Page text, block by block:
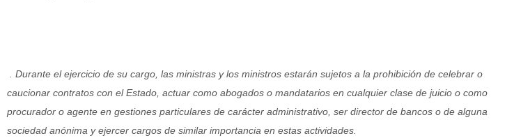
. Durante el ejercicio de su cargo, las ministras y los ministros estarán sujetos a la prohibición de celebrar o
caucionar contratos con el Estado, actuar como abogados o mandatarios en cualquier clase de juicio o como
procurador o agente en gestiones particulares de carácter administrativo, ser director de bancos o de alguna
sociedad anónima y ejercer cargos de similar importancia en estas actividades.